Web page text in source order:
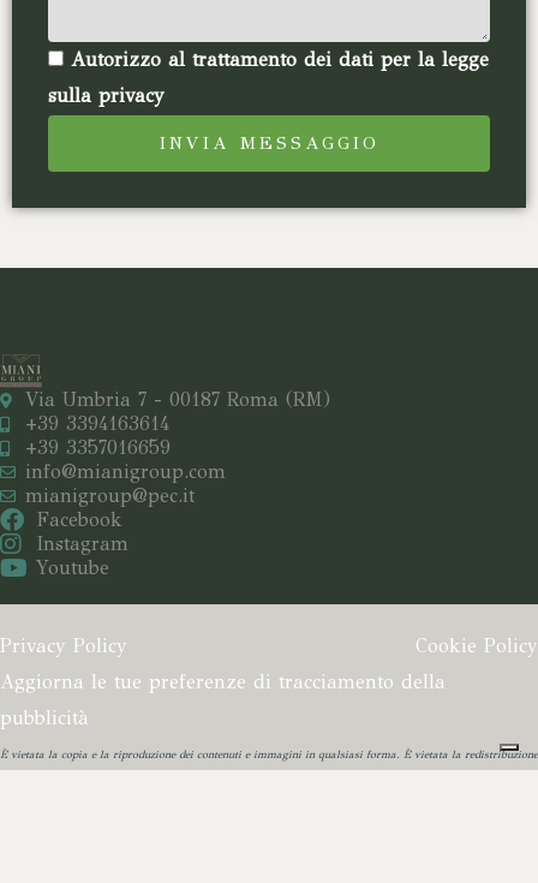
Autorizzo al trattamento dei dati per la legge
sulla privacy
INVIA MESSAGGIO
Via Umbria 7 - 00187 Roma (RM)
+39 3394163614
+39 3357016659
info@mianigroup.com
mianigroup@pec.it
Facebook
Instagram
Youtube
Privacy Policy
Cookie Policy
Aggiorna le tue preferenze di tracciamento della
pubblicità
È vietata la copia e la riproduzione dei contenuti e immagini in qualsiasi forma. È vietata la redistribuzione